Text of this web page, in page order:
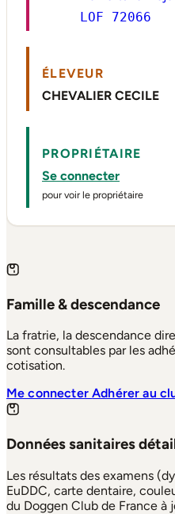
LOF 72066
ÉLEVEUR
CHEVALIER CECILE
PROPRIÉTAIRE
Se connecter
pour voir le propriétaire
Famille & descendance
La fratrie, la descendance
sont consultables par les
cotisation.
Me connecterAdhérer au
Données sanitaires
Les résultats des examens
EuDDC, carte dentaire,
du Doggen Club de France à